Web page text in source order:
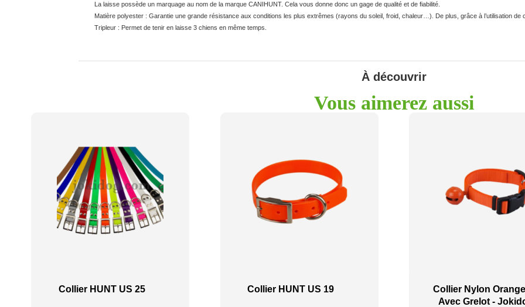
La laisse possède un marquage au nom de la marque CANIHUNT. Cela vous donne donc un gage de qualité et de fiabilité.
Matière polyester : Garantie une grande résistance aux conditions les plus extrêmes (rayons du soleil, froid, chaleur…). De plus, grâce à l’utilisation
Tripleur : Permet de tenir en laisse 3 chiens en même temps.
À découvrir
Vous aimerez aussi
Collier HUNT US 25 Collier HUNT US 19
Collier Nylon
Avec Grelot -